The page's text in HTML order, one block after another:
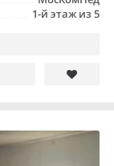
1-й этаж из 5